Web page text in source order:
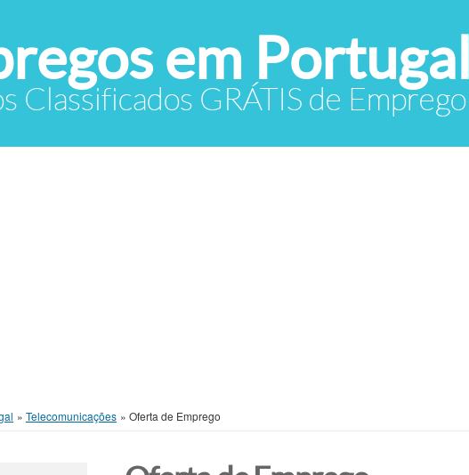
em Portugal
Classificados GRÁTIS de Emprego
» Telecomunicações » Oferta de Emprego